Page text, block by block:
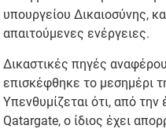
υπουργείου Δικαιοσύνης,
απαιτούμενες ενέργειες.
Δικαστικές πηγές
επισκέφθηκε το μεσημέρι
Υπενθυμίζεται ότι, από
Qatargate, ο ίδιος έχει